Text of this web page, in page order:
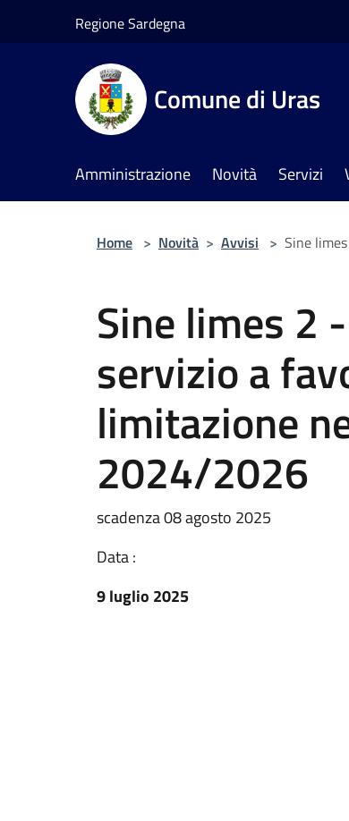
Regione Sardegna
Comune di Uras
Amministrazione Novità Servizi
Home > Novità > Avvisi > Sine
Sine limes 2
servizio a
limitazione
2024/2026
scadenza 08 agosto 2025
Data :
9 luglio 2025